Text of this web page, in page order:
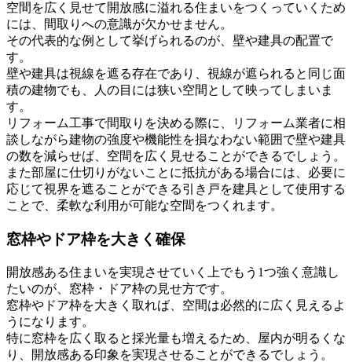
空間を広く見せて開放感に溢れる住まいをつくっていくため
には、間取りへの意識が欠かせません。
その代表的な例として挙げられるのが、壁や建具の配置で
す。
壁や建具は視線を遮る存在であり、視線が遮られると同じ面
積の建物でも、人の目には狭い空間として映ってしまいま
す。
リフォーム工事で間取りを決める際に、リフォーム業者に相
談しながら建物の強度や機能性を損なわない範囲で壁や建具
の数を減らせば、空間を広く見せることができるでしょう。
また部屋に仕切りがないことに抵抗がある場合には、必要に
応じて視界を遮ることができる引き戸を建具として使用する
ことで、柔軟な利用が可能な空間をつくれます。
窓枠やドア枠を大きく確保
開放感ある住まいを実現させていく上でもう1つ強く意識し
たいのが、窓枠・ドア枠の見せ方です。
窓枠やドア枠を大きく取れば、空間は必然的に広く見えるよ
うになります。
特に窓枠を広く取ると採光量も増えるため、屋内が明るくな
り、開放感ある印象を実現させることができるでしょう。